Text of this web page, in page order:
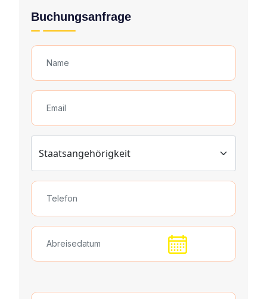
Buchungsanfrage